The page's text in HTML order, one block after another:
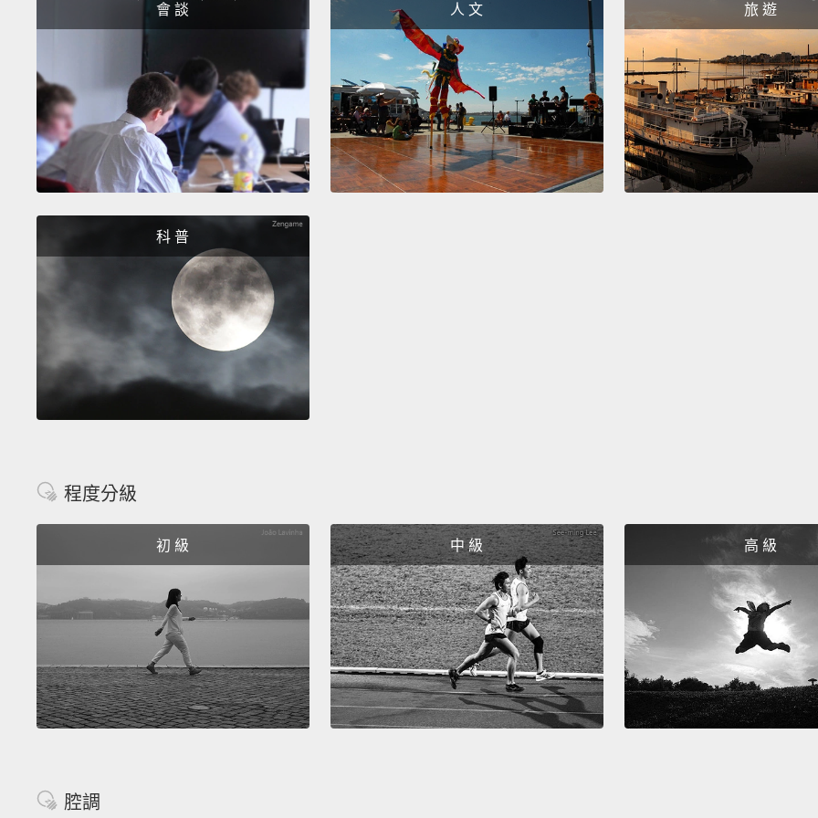
會 談 人 文 旅 遊
科 普
程度分級
初 級 中 級 高 級
腔調